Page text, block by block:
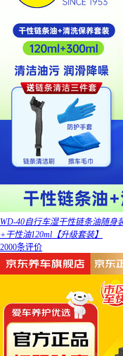
WD-40自行车湿干性链条油随身
+干性油120ml【升级套装】
2000条评价